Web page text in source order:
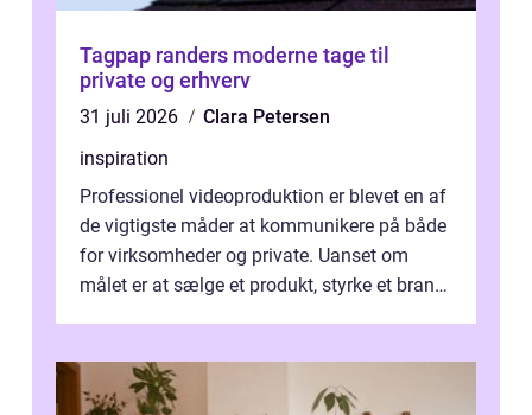
Tagpap randers moderne tage til
private og erhverv
31 juli 2026
Clara Petersen
inspiration
Professionel videoproduktion er blevet en af
de vigtigste måder at kommunikere på både
for virksomheder og private. Uanset om
målet er at sælge et produkt, styrke et brand,